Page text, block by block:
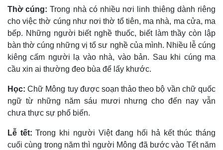
Thờ cúng:Trong nhà có nhiều nơi linh thiêng dành riêng
cho việc thờ cúng như nơi thờ tổ tiên, ma nhà, ma cửa, ma
bếp. Những người biết nghề thuốc, biết làm thầy còn lập
bàn thờ cúng những vị tổ sư nghề của mình. Nhiều lễ cúng
kiêng cấm người lạ vào nhà, vào bản. Sau khi cúng ma
cầu xin ai thường đeo bùa để lấy khước.
Học: Chữ Mông tuy được soạn thảo theo bộ vần chữ quốc
ngữ từ những năm sáu mươi nhưng cho đến nay vẫn
chưa thực sự phổ biến.
Lễ tết: Trong khi người Việt đang hối hả kết thúc tháng
cuối cùng trong năm thì người Mông đã bước vào Tết năm